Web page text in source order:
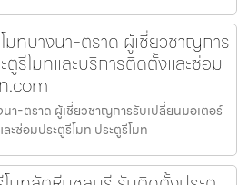
มทบางนา-ตราด ผู้เชี่ยวชาญการ
รีโมทและบริการติดตั้งและซ่อม
.com
นา-ตราด ผู้เชี่ยวชาญการรับเปลี่ยนมอเตอร์
ะซ่อมประตูรีโมท ประตูรีโมท